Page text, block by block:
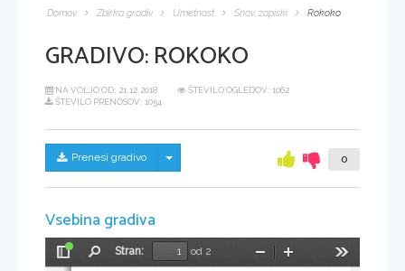
Domov Zbirka gradiv Umetnost Snov, zapiski Rokoko
GRADIVO:ROKOKO
NA VOLJO OD: 21.12.2018
ŠTEVILO OGLEDOV: 1062
ŠTEVILO PRENOSOV: 1054
Prenesi gradivo Skrij/prikaži meni 0
Vsebina gradiva
Preklopi
Stran:
od 2
Pomanjšaj